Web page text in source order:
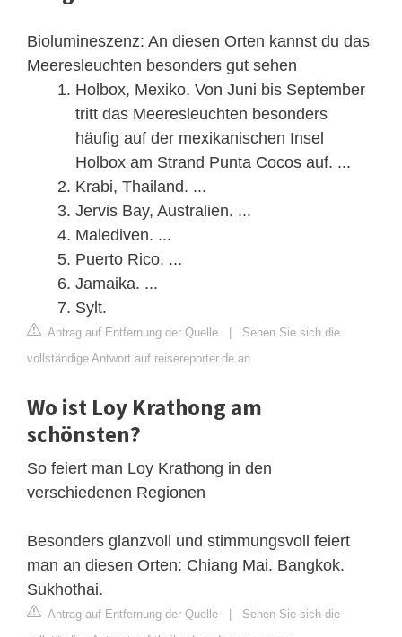
Biolumineszenz: An diesen Orten kannst du das
Meeresleuchten besonders gut sehen
Holbox, Mexiko. Von Juni bis September
tritt das Meeresleuchten besonders
häufig auf der mexikanischen Insel
Holbox am Strand Punta Cocos auf. ...
Krabi, Thailand. ...
Jervis Bay, Australien. ...
Malediven. ...
Puerto Rico. ...
Jamaika. ...
Sylt.
Antrag auf Entfernung der Quelle | Sehen Sie sich die
vollständige Antwort auf reisereporter.de an
Wo ist Loy Krathong am
schönsten?
So feiert man Loy Krathong in den
verschiedenen Regionen
Besonders glanzvoll und stimmungsvoll feiert
man an diesen Orten: Chiang Mai. Bangkok.
Sukhothai.
Antrag auf Entfernung der Quelle | Sehen Sie sich die